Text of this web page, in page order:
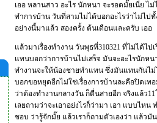
เออ หลานสาว อะไร นักหนา จะรอดมั๊ยเนี่ย ไ
ทำการบ้าน วันที่สามไม่ได้บอกอะไรว่าไม่ไปทั้
อย่างนี้มาแล้ว สองครั้ง ต้นเดือนและครับ เออ
แล้วมาเรื่องทำงาน วันพุธที่310321 ที่ไม่ได้ไ
แทนบอกว่าการบ้านไม่เสร็จ มันจะอะไรนักห
ทำงานจะให้น้องชายทำแทน ซึ่งมันแทนกันไม่
บอกขอหยุดอีกไม่ใช่เรื่องการบ้านละคือปิดเท
ว่าต้องทำงานกลางวัน ก็ตื่นสายอีก จริงแล้ว11
เลยถามว่าจะเอาอย่งไรก็ว่ามา เอา แบบไห
ชอบ ว่ารู้จักมั๊ย แล้วเราก็ถามตัวเองว่า แล้วมั